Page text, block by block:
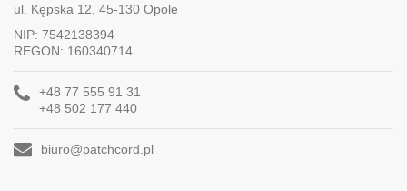
ul. Kępska 12, 45-130 Opole
NIP: 7542138394
REGON: 160340714
+48 77 555 91 31
+48 502 177 440
biuro@patchcord.pl